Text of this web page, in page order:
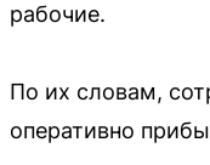
рабочие.
По их словам,
оперативно